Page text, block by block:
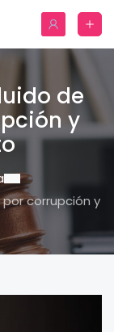
de
y
corrupción y